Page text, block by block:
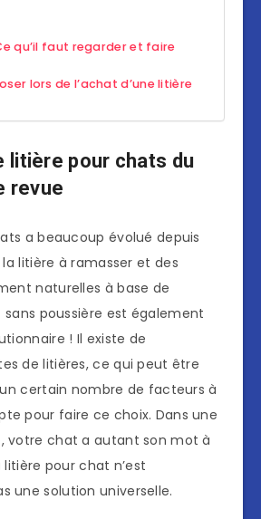
qu’il faut regarder et faire
lors de l’achat d’une litière
litière pour chats du
revue
a beaucoup évolué depuis
litière à ramasser et des
naturelles à base de
sans poussière est également
! Il existe de
de litières, ce qui peut être
certain nombre de facteurs à
pour faire ce choix. Dans une
votre chat a autant son mot à
litière pour chat n’est
une solution universelle.